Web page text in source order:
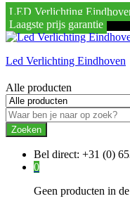
LED Verlichting
Laagste prijs garantie
Led Verlichting Eindhoven
Alle producten
Zoeken
Bel direct: +31 (0)
0
Geen producten in